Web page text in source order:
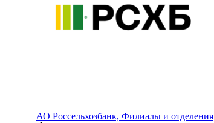
АО Россельхозбанк, Филиалы и отделения